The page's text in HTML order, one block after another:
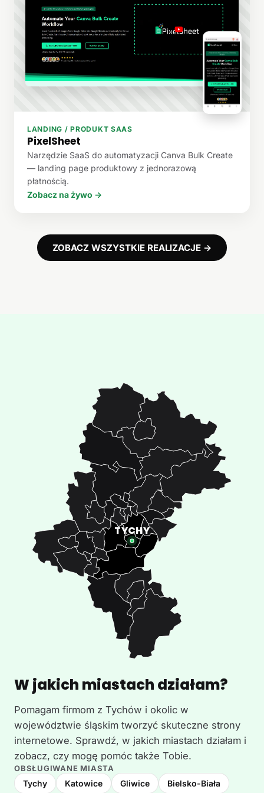
LANDING / PRODUKT SAAS
PixelSheet
Narzędzie SaaS do automatyzacji Canva Bulk Create
— landing page produktowy z jednorazową
płatnością.
Zobacz na żywo →
ZOBACZ WSZYSTKIE REALIZACJE →
W jakich miastach działam?
Pomagam firmom z Tychów i okolic w
województwie śląskim tworzyć skuteczne strony
internetowe. Sprawdź, w jakich miastach działam i
zobacz, czy mogę pomóc także Tobie.
OBSŁUGIWANE MIASTA
Tychy Katowice Gliwice Bielsko-Biała